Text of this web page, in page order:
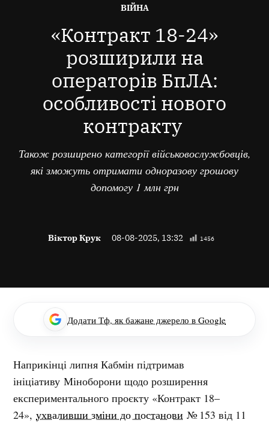
ОПУБЛІКОВАНО
ВІЙНА
«Контракт 18-24»
розширили на
операторів БпЛА:
особливості нового
контракту
Також розширено категорії військовослужбовців,
які зможуть отримати одноразову грошову
допомогу 1 млн грн
Віктор Крук 08-08-2025, 13:32 1456
Додати Тф, як бажане джерело в Google
Наприкінці липня Кабмін підтримав
ініціативу Міноборони щодо розширення
експериментального проєкту «Контракт 18–
24»,ухваливши зміни до постанови № 153 від 11